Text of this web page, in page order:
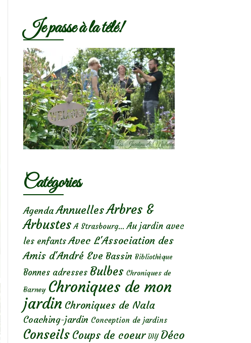
Je passe à la télé!
Catégories
Agenda AnnuellesArbres &
Arbustes A Strasbourg... Au jardin avec
les enfants Avec L'Association des
Amis d'André Eve Bassin Bibliothèque
Bonnes adresses Bulbes Chroniques de
Barney Chroniques de mon
jardin Chroniques de Nala
Coaching-jardin Conception de jardins
Conseils Coups de coeur DIY Déco